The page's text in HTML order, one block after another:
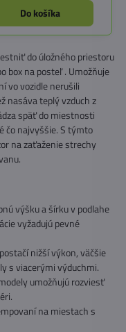
Do košíka
do úložného priestoru
box na posteľ . Umožňuje
vo vozidle nerušili
nasáva teplý vzduch z
späť do miestnosti
čo najvyššie. S týmto
na zaťaženie strechy
výšku a šírku v podlahe
vyžadujú pevné
nižší výkon, väčšie
s viacerými výduchmi.
umožňujú rozviesť
na miestach s